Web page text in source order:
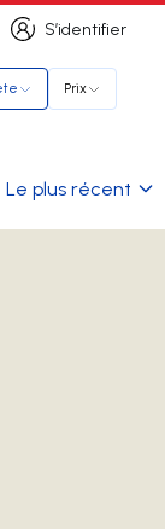
S’identifier
S’identifier
Prix
Le plus récent